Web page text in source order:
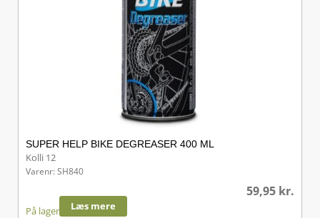
SUPER HELP BIKE DEGREASER 400 ML
Kolli 12
Varenr: SH840
59,95 kr.
På lager Læs mere